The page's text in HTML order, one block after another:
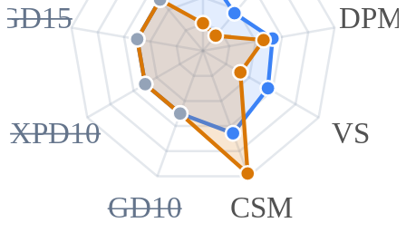
DPM
VS
CSM
GD10
XPD10